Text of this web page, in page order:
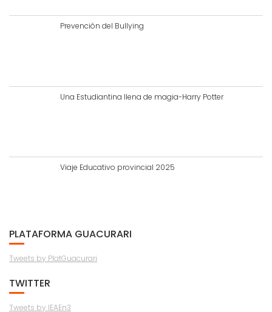
Prevención del Bullying
Una Estudiantina llena de magia-Harry Potter
Viaje Educativo provincial 2025
PLATAFORMA GUACURARI
Tweets by PlatGuacurari
TWITTER
Tweets by IEAEn3